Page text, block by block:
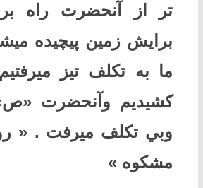
تر از آنحضرت راه
برايش زمين پيچيده
ما به تكلف تيز
كشيديم وآنحضرت
وبي تكلف ميرفت . «
مشكوه »